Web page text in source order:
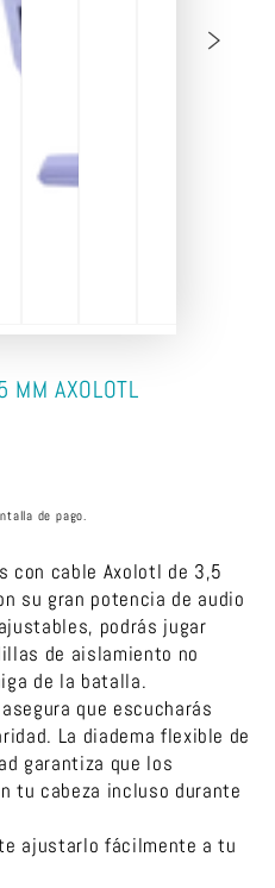
MM AXOLOTL
de pago.
con cable Axolotl de 3,5
su gran potencia de audio
podrás jugar
de aislamiento no
de la batalla.
que escucharás
La diadema flexible de
garantiza que los
tu cabeza incluso durante
ajustarlo fácilmente a tu